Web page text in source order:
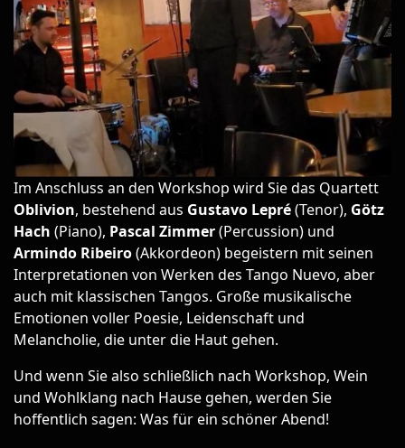
Im Anschluss an den Workshop wird Sie das Quartett
Oblivion, bestehend aus Gustavo Lepré(Tenor), Götz
Hach (Piano), Pascal Zimmer(Percussion) und
Armindo Ribeiro(Akkordeon) begeistern mit seinen
Interpretationen von Werken des Tango Nuevo, aber
auch mit klassischen Tangos. Große musikalische
Emotionen voller Poesie, Leidenschaft und
Melancholie, die unter die Haut gehen.
Und wenn Sie also schließlich nach Workshop, Wein
und Wohlklang nach Hause gehen, werden Sie
hoffentlich sagen: Was für ein schöner Abend!